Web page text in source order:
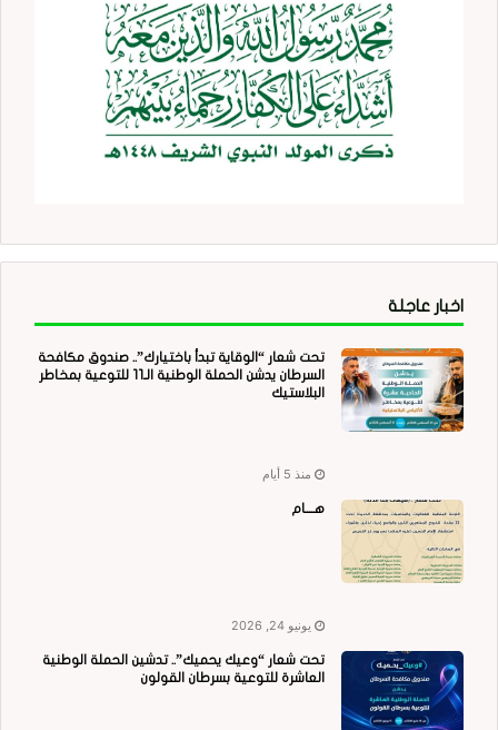
اخبار عاجلة
تحت شعار “الوقاية تبدأ باختيارك”.. صندوق مكافحة
السرطان يدشن الحملة الوطنية الـ11 للتوعية بمخاطر
البلاستيك
منذ 5 أيام
هــــام
يونيو 24, 2026
تحت شعار “وعيك يحميك”.. تدشين الحملة الوطنية
العاشرة للتوعية بسرطان القولون